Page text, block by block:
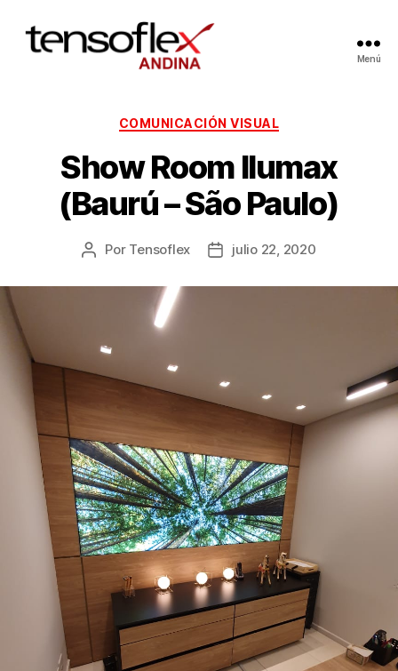
Menú
COMUNICACIÓN VISUAL
Show Room Ilumax
(Baurú – São Paulo)
Por Tensoflex julio 22, 2020